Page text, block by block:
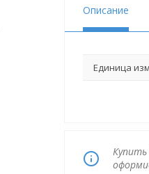
Описание
Единица
Купить